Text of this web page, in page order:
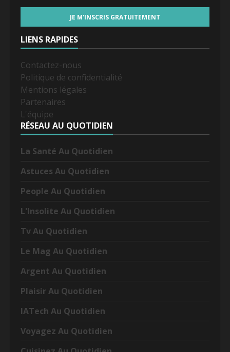
LIENS RAPIDES
Contactez-nous
Politique de confidentialité
Mentions légales
Partenaires
L'équipe
RÉSEAU AU QUOTIDIEN
La Santé Au Quotidien
Astuces Au Quotidien
People Au Quotidien
L'Insolite Au Quotidien
Tv Au Quotidien
Le Mag Au Quotidien
Argent Au Quotidien
Plaisir Au Quotidien
IATech Au Quotidien
Voyagez Au Quotidien